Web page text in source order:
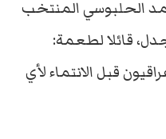
الحلبوسي المنتخب
قائلا لطعمة:
قبل الانتماء لأي